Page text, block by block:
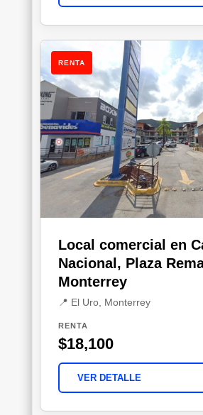
RENTA
Local comercial en
Nacional, Plaza
Monterrey
📍 El Uro, Monterrey
RENTA
$18,100
VER DETALLE